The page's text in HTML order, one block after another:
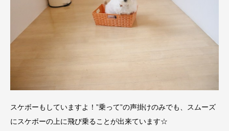
スケボーもしていますよ！”乗って”の声掛けのみでも、スムーズ
にスケボーの上に飛び乗ることが出来ています☆